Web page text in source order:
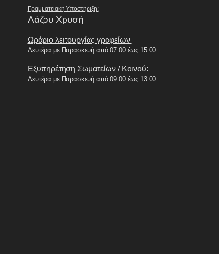
Γραμματειακή Υποστήριξη:
Λάζου Χρυσή
Ωράριο λειτουργίας γραφείων:
Δευτέρα με Παρασκευή από 07:00 έως 15:00
Εξυπηρέτηση Σωματείων / Κοινού:
Δευτέρα με Παρασκευή από 09:00 έως 13:00